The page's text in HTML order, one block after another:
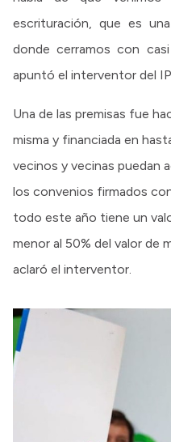
escrituración, que es
donde cerramos con
apuntó el interventor del
Una de las premisas fue
misma y financiada en
vecinos y vecinas puedan
los convenios firmados
todo este año tiene un
menor al 50% del valor de
aclaró el interventor.